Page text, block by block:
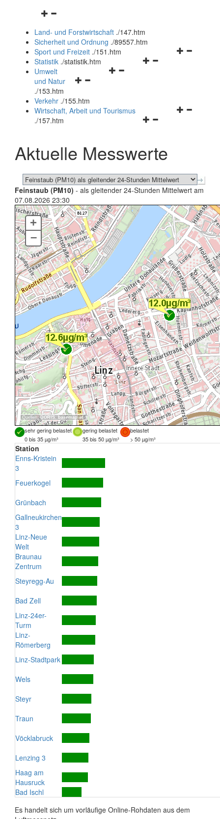
Navigationsmenü
und
schließen
Land- und Forstwirtschaft ./147.htm
Sicherheit und Ordnung ./89557.htm
Navigationsmenü
Sport und Freizeit ./151.htm
Navigationsmenü
Statistik ./statistik.htm
Navigationsmenü
und
schließen
Umwelt
und Natur
./153.htm
Verkehr ./155.htm
Navigationsmenü
schließen
Wirtschaft, Arbeit und Tourismus
./157.htm
Aktuelle Messwerte
Feinstaub (PM10) - als gleitender 24-Stunden Mittelwert am
07.08.2026 23:30
Quellen:DORIS, basemap.at
+
–
sehr gering belastet gering belastet
belastet
0 bis 35 µg/m³
35 bis 50 µg/m³ > 50 µg/m³
Station
Enns-Kristein
3
Feuerkogel
Grünbach
Gallneukirchen
3
Linz-Neue
Welt
Braunau
Zentrum
Steyregg-Au
Bad Zell
Linz-24er-
Turm
Linz-
Römerberg
Linz-Stadtpark
Wels
Steyr
Traun
Vöcklabruck
Lenzing 3
Haag am
Hausruck
Bad Ischl
Es handelt sich um vorläufige Online-Rohdaten aus dem